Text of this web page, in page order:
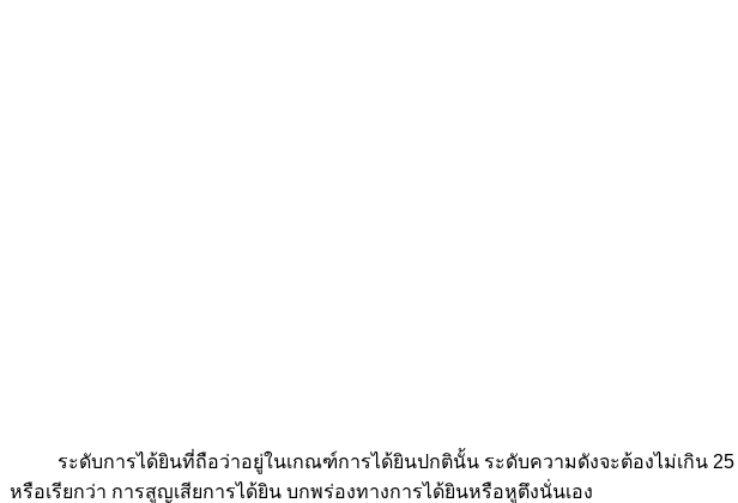
ระดับการได้ยินที่ถือว่าอยู่ในเกณฑ์การได้ยินปกตินั้น ระดับความดังจะต้องไม่เกิน
หรือเรียกว่า การสูญเสียการได้ยิน บกพร่องทางการได้ยินหรือหูตึงนั่นเอง